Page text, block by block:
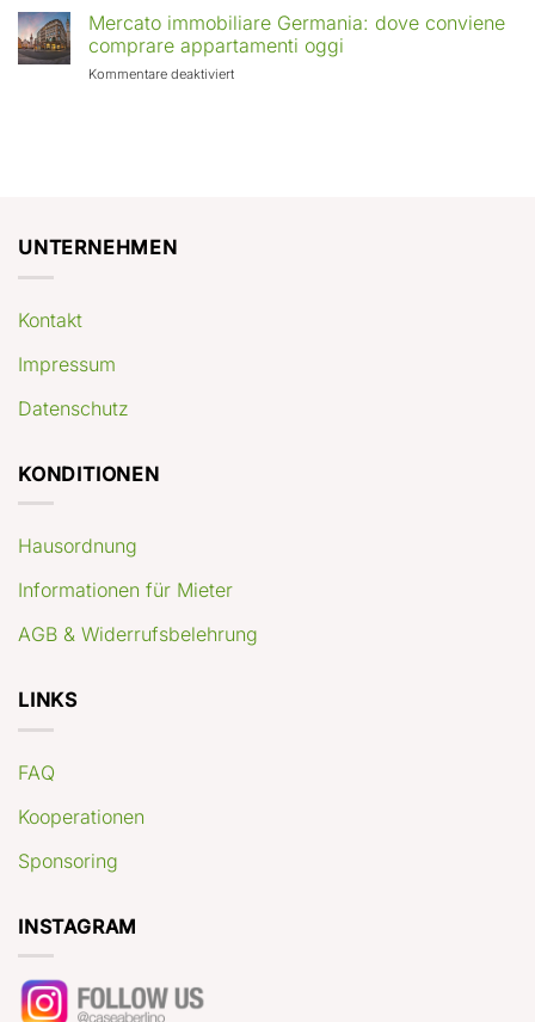
in
crescita
rendimenti
casa
a
Berlino
con
Mercato immobiliare Germania: dove conviene
comprare appartamenti oggi
Kommentare deaktiviertfür
UNTERNEHMEN
Kontakt
Impressum
Datenschutz
KONDITIONEN
Hausordnung
Informationen für Mieter
AGB & Widerrufsbelehrung
LINKS
FAQ
Kooperationen
Sponsoring
INSTAGRAM